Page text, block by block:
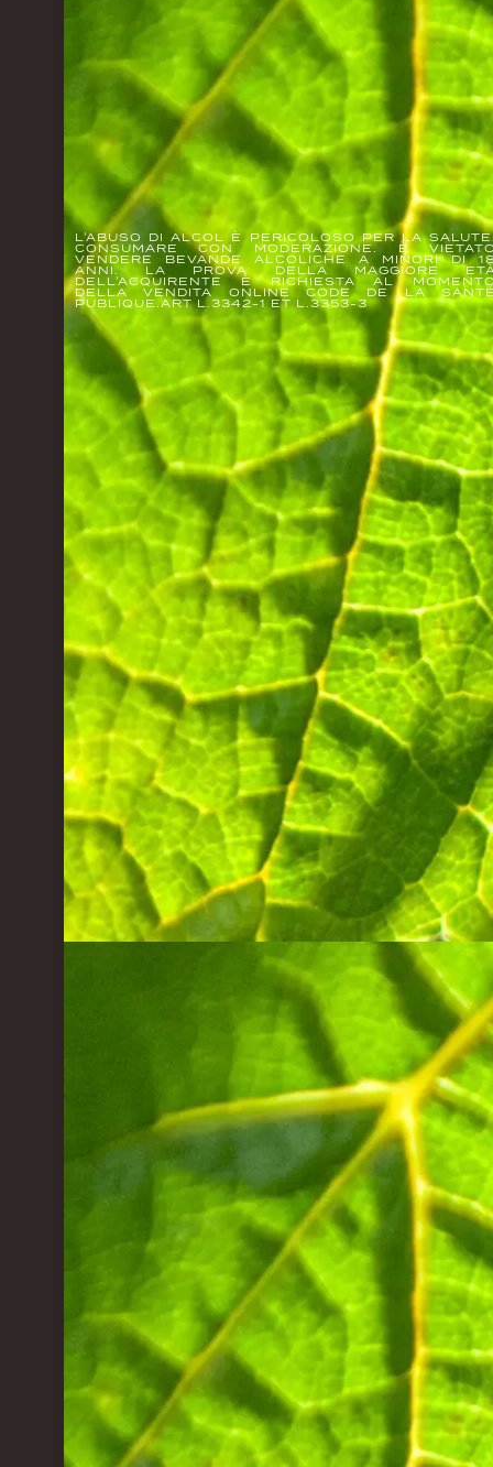
L'ABUSO DI ALCOL È PERICOLOSO PER LA
CONSUMARE CON MODERAZIONE. È
VENDERE BEVANDE ALCOLICHE A MINORI DI
ANNI. LA PROVA DELLA MAGGIORE
DELL'ACQUIRENTE È RICHIESTA AL
DELLA VENDITA ONLINE CODE DE LA
PUBLIQUE.ART L.3342-1 ET L.3353-3